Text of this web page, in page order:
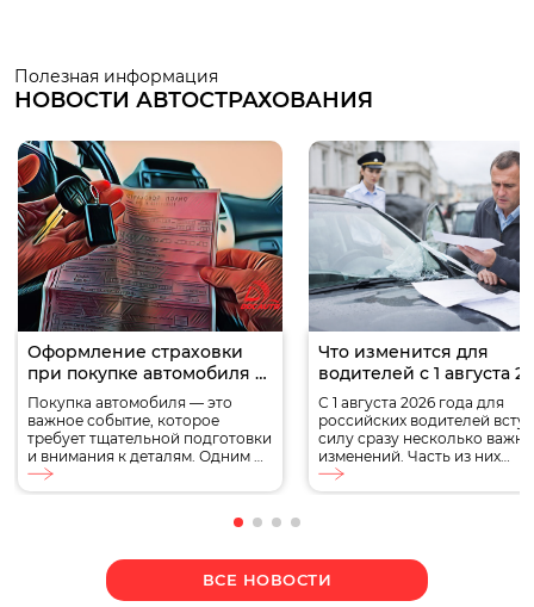
Полезная информация
НОВОСТИ АВТОСТРАХОВАНИЯ
Оформление страховки
при покупке автомобиля в
Санкт-Петербурге
Покупка автомобиля — это
важное событие, которое
требует тщательной подготовки
и внимания к деталям. Одним из
ключевых аспектов является
оформление страховки. В этой
правильно оформить страховку
Санкт-Петербурге, чтобы
избежать неприятных
сюрпризов и обеспечить себе
Что изменится для
водителей с 1 августа
года
С 1 августа 2026 года для
российских водителей
силу сразу несколько
изменений. Часть из них
касается обязательного
страхования ОСАГО, другие
обслуживания транспорта.
Кроме того, в августе
продолжат действовать
ВСЕ НОВОСТИ